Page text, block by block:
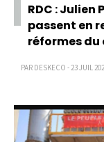
RDC :
passent en
réformes
PAR DESKECO - 23 JUIL